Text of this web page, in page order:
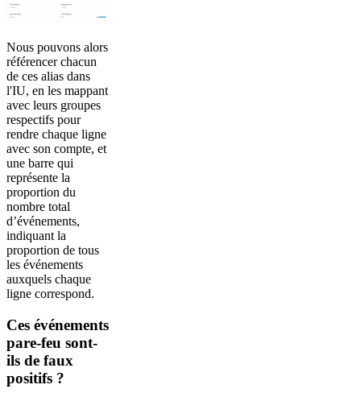
Nous pouvons alors
référencer chacun
de ces alias dans
l'IU, en les mappant
avec leurs groupes
respectifs pour
rendre chaque ligne
avec son compte, et
une barre qui
représente la
proportion du
nombre total
d’événements,
indiquant la
proportion de tous
les événements
auxquels chaque
ligne correspond.
Ces événements
pare-feu sont-
ils de faux
positifs ?